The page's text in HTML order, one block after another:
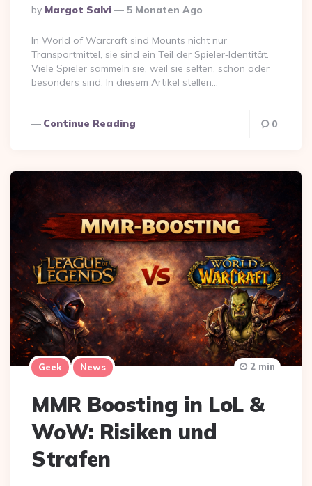
Posted
By
By Margot Salvi 5 Monaten Ago
In World of Warcraft sind Mounts nicht nur
Transportmittel, sie sind ein Teil der Spieler‑Identität.
Viele Spieler sammeln sie, weil sie selten, schön oder
besonders sind. In diesem Artikel stellen…
Continue Reading 0
Geek News
MMR Boosting in LoL &
WoW: Risiken und
Strafen
2 min